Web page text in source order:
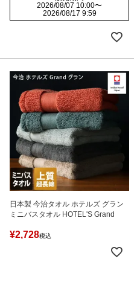
2026/08/07 10:00〜
2026/08/17 9:59
日本製 今治タオル ホテルズ グラン
ミニバスタオル HOTEL'S Grand
¥2,728税込